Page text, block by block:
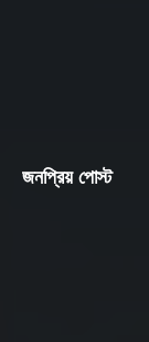
জনপ্রিয় পোস্ট